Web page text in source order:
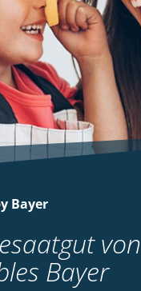
Bayer
von
Bayer